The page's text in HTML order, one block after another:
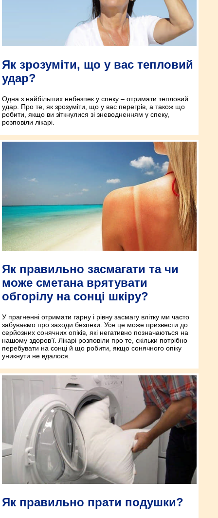
Як зрозуміти, що у вас тепловий
удар?
Одна з найбільших небезпек у спеку – отримати тепловий
удар. Про те, як зрозуміти, що у вас перегрів, а також що
робити, якщо ви зіткнулися зі зневодненням у спеку,
розповіли лікарі.
Як правильно засмагати та чи
може сметана врятувати
обгорілу на сонці шкіру?
У прагненні отримати гарну і рівну засмагу влітку ми часто
забуваємо про заходи безпеки. Усе це може призвести до
серйозних сонячних опіків, які негативно позначаються на
нашому здоров’ї. Лікарі розповіли про те, скільки потрібно
перебувати на сонці й що робити, якщо сонячного опіку
уникнути не вдалося.
Як правильно прати подушки?